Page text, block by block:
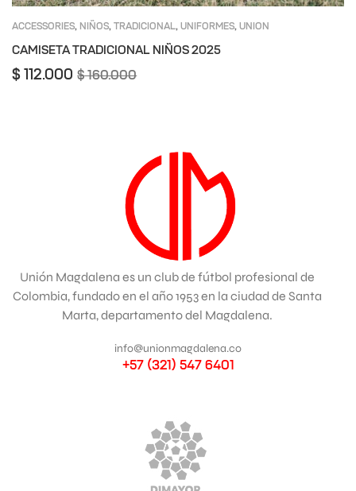
ACCESSORIES, NIÑOS, TRADICIONAL, UNIFORMES, UNION
CAMISETA TRADICIONAL NIÑOS 2025
$160.000
$ 112.000
Unión Magdalena es un club de fútbol profesional de
Colombia, fundado en el año 1953 en la ciudad de Santa
Marta, departamento del Magdalena.
info@unionmagdalena.co
+57 (321) 547 6401